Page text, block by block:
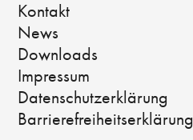
Kontakt
News
Downloads
Impressum
Datenschutzerklärung
Barrierefreiheitserklärung